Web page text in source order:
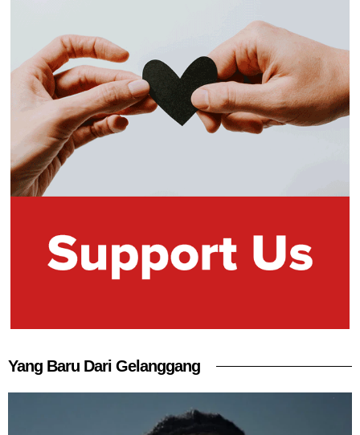
Yang Baru Dari Gelanggang